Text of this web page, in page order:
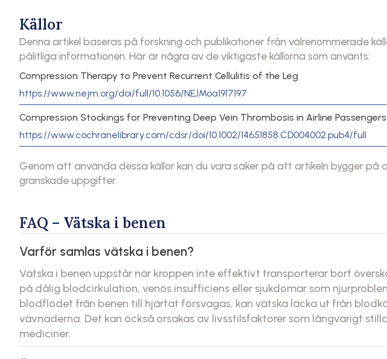
Källor
Denna artikel baseras på forskning och publikationer från välrenommerade
pålitliga informationen. Här är några av de viktigaste källorna som använts:
Compression Therapy to Prevent Recurrent Cellulitis of the Leg
https://www.nejm.org/doi/full/10.1056/NEJMoa1917197
Compression Stockings for Preventing Deep Vein Thrombosis in Airline Passengers
https://www.cochranelibrary.com/cdsr/doi/10.1002/14651858.CD004002.pub4/full
Genom att använda dessa källor kan du vara säker på att artikeln bygger på
granskade uppgifter.
FAQ – Vätska i benen
Varför samlas vätska i benen?
Vätska i benen uppstår när kroppen inte effektivt transporterar bort
på dålig blodcirkulation, venös insufficiens eller sjukdomar som
blodflödet från benen till hjärtat försvagas, kan vätska läcka ut från
vävnaderna. Det kan också orsakas av livsstilsfaktorer som långvarigt
mediciner.